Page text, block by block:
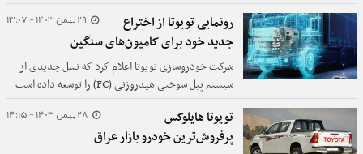
تعرفه‌های دولت ترامپ، تحت تاثیر افزایش تقاضا، رکورد
جدیدی را ثبت کرد.
29 بهمن 1403 - 13:07
رونمایی تویوتا از اختراع
جدید خود برای کامیون‌های سنگین
شرکت خودروسازی تویوتا اعلام کرد که نسل جدیدی از
سیستم پیل سوختی هیدروژنی (FC) را توسعه داده است
که برای پاسخگویی به نیازهای بخش خودروهای تجاری
سنگین و ماشین‌آلات طراحی شده است. از این سیستم
جدید در H2 & FC EXPO (نمایشگاه بین‌المللی هیدروژن
28 بهمن 1403 - 14:15
تویوتا هایلوکس
پرفروش‌ترین خودرو بازار عراق